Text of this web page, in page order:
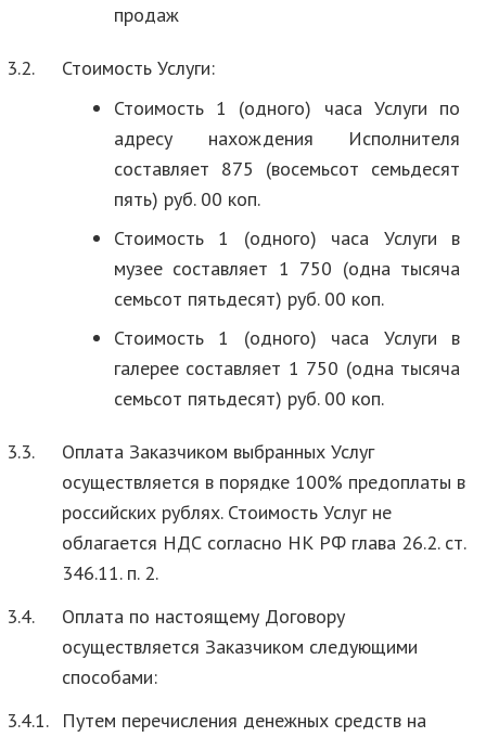
продаж
3.2.
Стоимость Услуги:
Стоимость 1 (одного) часа Услуги по
адресу нахождения Исполнителя
составляет 875 (восемьсот семьдесят
пять) руб. 00 коп.
Стоимость 1 (одного) часа Услуги в
музее составляет 1 750 (одна тысяча
семьсот пятьдесят) руб. 00 коп.
Стоимость 1 (одного) часа Услуги в
галерее составляет 1 750 (одна тысяча
семьсот пятьдесят) руб. 00 коп.
3.3.
Оплата Заказчиком выбранных Услуг
осуществляется в порядке 100% предоплаты в
российских рублях. Стоимость Услуг не
облагается НДС согласно НК РФ глава 26.2. ст.
346.11. п. 2.
3.4.
Оплата по настоящему Договору
осуществляется Заказчиком следующими
способами:
3.4.1.
Путем перечисления денежных средств на